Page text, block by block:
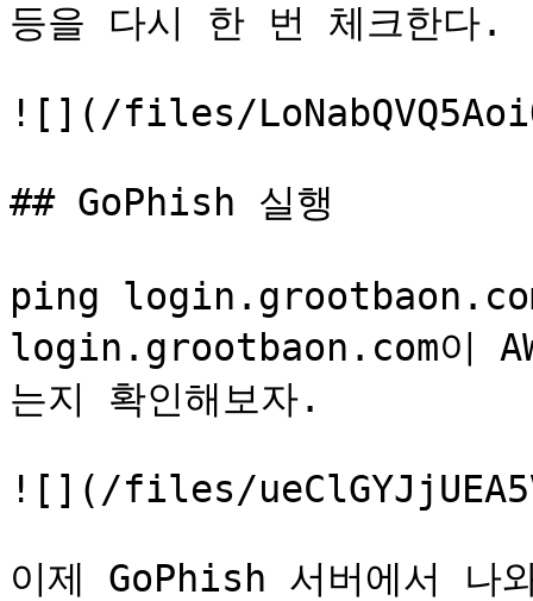
등을 다시 한 번 체크한다.
![](/files/
## GoPhish 실행
ping
login.grootbaon.com이
는지 확인해보자.
![](/files/
이제 GoPhish 서버에서 나